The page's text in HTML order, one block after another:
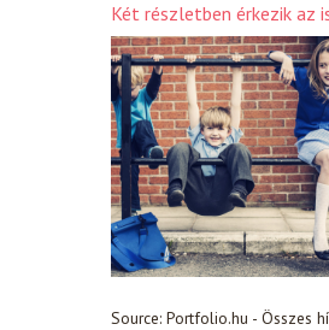
Két részletben érkezik az
Source: Portfolio.hu - Összes